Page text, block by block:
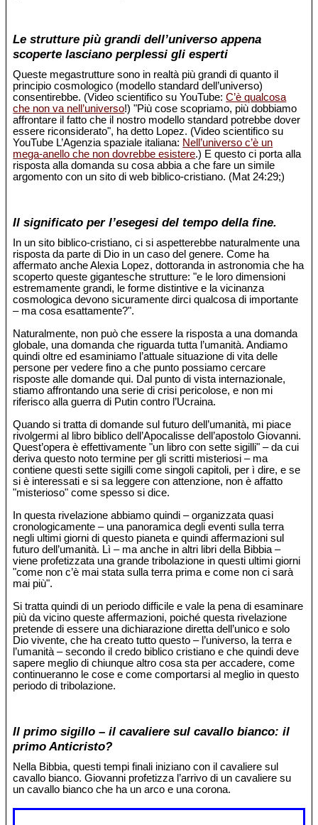
Le strutture più grandi dell’universo appena
scoperte lasciano perplessi gli esperti
Queste megastrutture sono in realtà più grandi di quanto il
principio cosmologico (modello standard dell’universo)
consentirebbe. (Video scientifico su YouTube:C’è qualcosa
che non va nell’universo!) "Più cose scopriamo, più dobbiamo
affrontare il fatto che il nostro modello standard potrebbe dover
essere riconsiderato", ha detto Lopez. (Video scientifico su
YouTube L’Agenzia spaziale italiana: Nell’universo c’è un
mega-anello che non dovrebbe esistere.) E questo ci porta alla
risposta alla domanda su cosa abbia a che fare un simile
argomento con un sito di web biblico-cristiano. (Mat 24:29;)
Il significato per l’esegesi del tempo della fine.
In un sito biblico-cristiano, ci si aspetterebbe naturalmente una
risposta da parte di Dio in un caso del genere. Come ha
affermato anche Alexia Lopez, dottoranda in astronomia che ha
scoperto queste gigantesche strutture: "e le loro dimensioni
estremamente grandi, le forme distintive e la vicinanza
cosmologica devono sicuramente dirci qualcosa di importante
– ma cosa esattamente?".
Naturalmente, non può che essere la risposta a una domanda
globale, una domanda che riguarda tutta l’umanità. Andiamo
quindi oltre ed esaminiamo l’attuale situazione di vita delle
persone per vedere fino a che punto possiamo cercare
risposte alle domande qui. Dal punto di vista internazionale,
stiamo affrontando una serie di crisi pericolose, e non mi
riferisco alla guerra di Putin contro l’Ucraina.
Quando si tratta di domande sul futuro dell’umanità, mi piace
rivolgermi al libro biblico dell’Apocalisse dell’apostolo Giovanni.
Quest’opera è effettivamente "un libro con sette sigilli" – da cui
deriva questo noto termine per gli scritti misteriosi – ma
contiene questi sette sigilli come singoli capitoli, per ì dire, e se
si è interessati e si sa leggere con attenzione, non è affatto
"misterioso" come spesso si dice.
In questa rivelazione abbiamo quindi – organizzata quasi
cronologicamente – una panoramica degli eventi sulla terra
negli ultimi giorni di questo pianeta e quindi affermazioni sul
futuro dell’umanità. Lì – ma anche in altri libri della Bibbia –
viene profetizzata una grande tribolazione in questi ultimi giorni
"come non c’è mai stata sulla terra prima e come non ci sarà
mai più".
Si tratta quindi di un periodo difficile e vale la pena di esaminare
più da vicino queste affermazioni, poiché questa rivelazione
pretende di essere una dichiarazione diretta dell’unico e solo
Dio vivente, che ha creato tutto questo – l’universo, la terra e
l’umanità – secondo il credo biblico cristiano e che quindi deve
sapere meglio di chiunque altro cosa sta per accadere, come
continueranno le cose e come comportarsi al meglio in questo
periodo di tribolazione.
Il primo sigillo – il cavaliere sul cavallo bianco: il
primo Anticristo?
Nella Bibbia, questi tempi finali iniziano con il cavaliere sul
cavallo bianco. Giovanni profetizza l’arrivo di un cavaliere su
un cavallo bianco che ha un arco e una corona.